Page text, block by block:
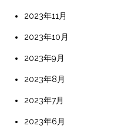
2023年11月
2023年10月
2023年9月
2023年8月
2023年7月
2023年6月